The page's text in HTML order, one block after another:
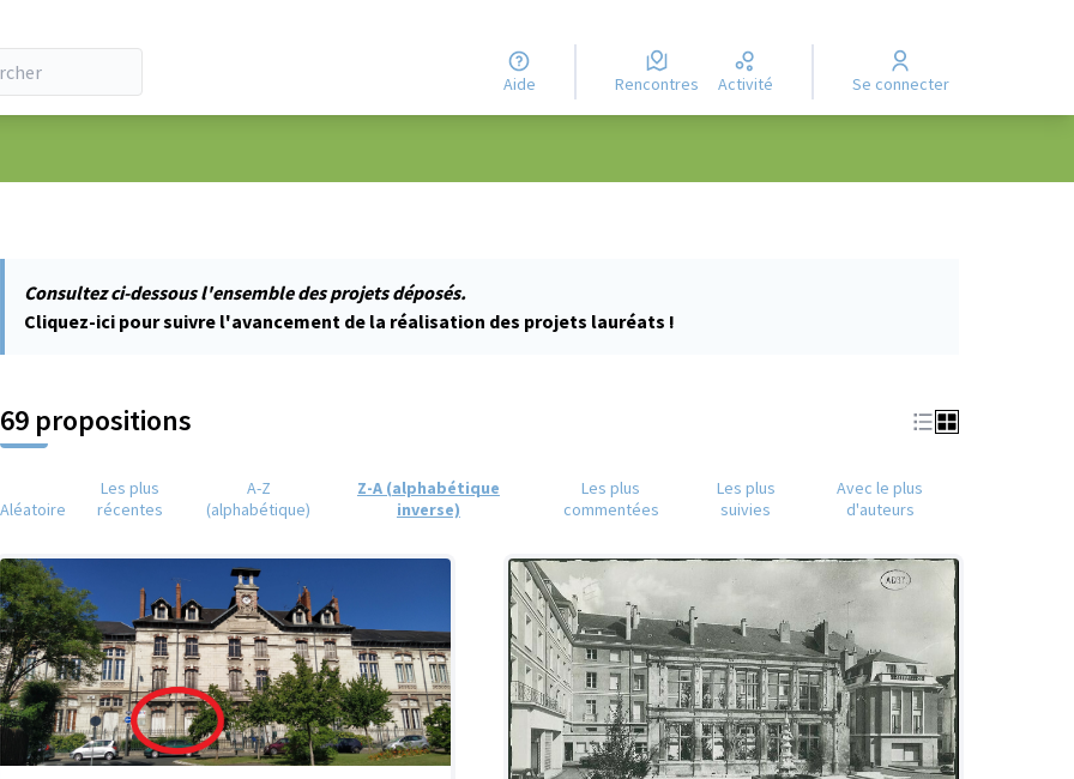
Aide Rencontres Activité Se connecter
Consultez ci-dessous l'ensemble des projets déposés.
Cliquez-ici pour suivre l'avancement de la réalisation des projets lauréats !
69 propositions
Aléatoire
Les plus
récentes
A-Z
(alphabétique)
Z-A (alphabétique
inverse)
Les plus
commentées
Les plus
suivies
Avec le plus
d'auteurs